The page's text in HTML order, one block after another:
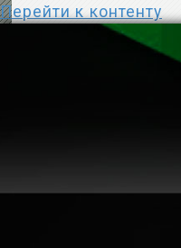
Перейти к контенту